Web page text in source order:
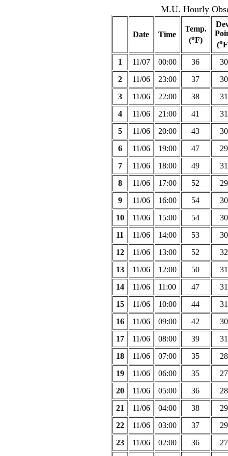
M.U. Hourly
Date Time
Temp.
(oF)
(o
1
11/07 00:00 36
30
2
11/06 23:00 37
30
3
11/06 22:00 38
31
4
11/06 21:00 41
31
5
11/06 20:00 43
30
6
11/06 19:00 47
29
7
11/06 18:00 49
31
8
11/06 17:00 52
29
9
11/06 16:00 54
30
10
11/06 15:00 54
30
11
11/06 14:00 53
30
12
11/06 13:00 52
32
13
11/06 12:00 50
31
14
11/06 11:00 47
31
15
11/06 10:00 44
31
16
11/06 09:00 42
30
17
11/06 08:00 39
31
18
11/06 07:00 35
28
19
11/06 06:00 35
27
20
11/06 05:00 36
28
21
11/06 04:00 38
29
22
11/06 03:00 37
29
23
11/06 02:00 36
27